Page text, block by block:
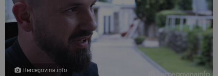
Hercegovina.info